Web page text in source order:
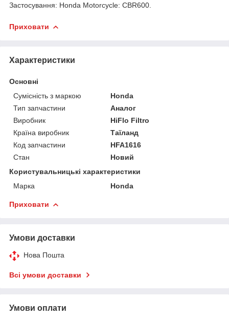
Застосування: Honda Motorcycle: CBR600.
Приховати
Характеристики
Основні
Сумісність з маркою
Honda
Тип запчастини
Аналог
Виробник
HiFlo Filtro
Країна виробник
Таїланд
Код запчастини
HFA1616
Стан
Новий
Користувальницькі характеристики
Марка
Honda
Приховати
Умови доставки
Нова Пошта
Всі умови доставки
Умови оплати